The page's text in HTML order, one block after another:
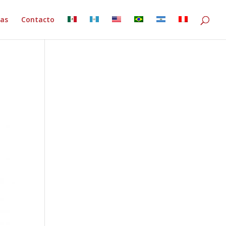
Contacto